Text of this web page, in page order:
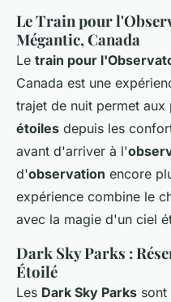
Le Train pour
Mégantic, Canada
Le train pour
Canada est une
trajet de nuit permet aux
étoiles depuis les
avant d'arriver à l'
d'observation encore
expérience combine le
avec la magie d'un ciel
Dark Sky Parks :
Étoilé
Les Dark Sky Parks sont